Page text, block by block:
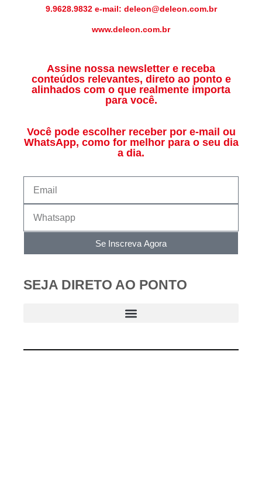
9.9628.9832 e-mail: deleon@deleon.com.br
www.deleon.com.br
Assine nossa newsletter e receba
conteúdos relevantes, direto ao ponto e
alinhados com o que realmente importa
para você.
Você pode escolher receber por e-mail ou
WhatsApp, como for melhor para o seu dia
a dia.
Se Inscreva Agora
SEJA DIRETO AO PONTO